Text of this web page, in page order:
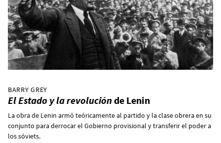
BARRY GREY
El Estado y la revoluciónde Lenin
La obra de Lenin armó teóricamente al partido y la clase obrera en su
conjunto para derrocar el Gobierno provisional y transferir el poder a
los sóviets.